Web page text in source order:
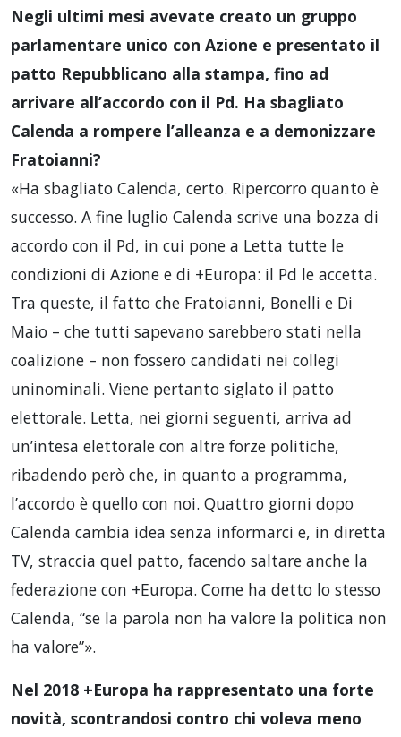
Negli ultimi mesi avevate creato un gruppo
parlamentare unico con Azione e presentato il
patto Repubblicano alla stampa, fino ad
arrivare all’accordo con il Pd. Ha sbagliato
Calenda a rompere l’alleanza e a demonizzare
Fratoianni?
«Ha sbagliato Calenda, certo. Ripercorro quanto è
successo. A fine luglio Calenda scrive una bozza di
accordo con il Pd, in cui pone a Letta tutte le
condizioni di Azione e di +Europa: il Pd le accetta.
Tra queste, il fatto che Fratoianni, Bonelli e Di
Maio – che tutti sapevano sarebbero stati nella
coalizione – non fossero candidati nei collegi
uninominali. Viene pertanto siglato il patto
elettorale. Letta, nei giorni seguenti, arriva ad
un’intesa elettorale con altre forze politiche,
ribadendo però che, in quanto a programma,
l’accordo è quello con noi. Quattro giorni dopo
Calenda cambia idea senza informarci e, in diretta
TV, straccia quel patto, facendo saltare anche la
federazione con +Europa. Come ha detto lo stesso
Calenda, “se la parola non ha valore la politica non
ha valore”».
Nel 2018 +Europa ha rappresentato una forte
novità, scontrandosi contro chi voleva meno